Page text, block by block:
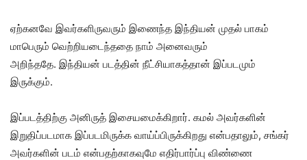
ஏற்கனவே இவர்களிருவரும் இணைந்த இந்தியன் முதல் பாகம்
மாபெரும் வெற்றியடைந்ததை நாம் அனைவரும்
அறிந்ததே. இந்தியன் படத்தின் நீட்சியாகத்தான் இப்படமும்
இருக்கும்.
இப்படத்திற்கு அனிருத் இசையமைக்கிறார். கமல் அவர்களின்
இறுதிப்படமாக இப்படமிருக்க வாய்ப்பிருக்கிறது என்பதாலும், சங்கர்
அவர்களின் படம் என்பதற்காகவுமே எதிர்பார்ப்பு விண்ணை